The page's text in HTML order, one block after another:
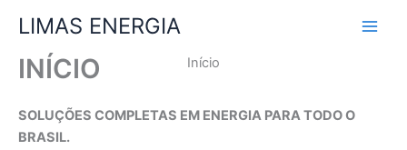
para
conteúdo
LIMAS ENERGIA
Início
INÍCIO
SOLUÇÕES COMPLETAS EM ENERGIA PARA TODO O
BRASIL.